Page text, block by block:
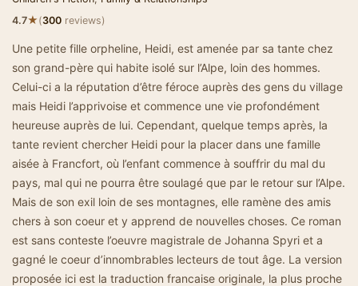
4.7★(300 reviews)
Une petite fille orpheline, Heidi, est amenée par sa tante chez
son grand-père qui habite isolé sur l’Alpe, loin des hommes.
Celui-ci a la réputation d’être féroce auprès des gens du village
mais Heidi l’apprivoise et commence une vie profondément
heureuse auprès de lui. Cependant, quelque temps après, la
tante revient chercher Heidi pour la placer dans une famille
aisée à Francfort, où l’enfant commence à souffrir du mal du
pays, mal qui ne pourra être soulagé que par le retour sur l’Alpe.
Mais de son exil loin de ses montagnes, elle ramène des amis
chers à son coeur et y apprend de nouvelles choses. Ce roman
est sans conteste l’oeuvre magistrale de Johanna Spyri et a
gagné le coeur d’innombrables lecteurs de tout âge. La version
proposée ici est la traduction francaise originale, la plus proche